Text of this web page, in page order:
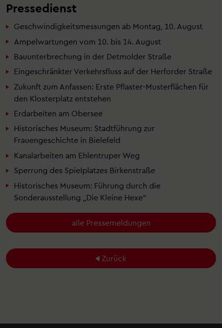
Pressedienst
Geschwindigkeitsmessungen ab Montag, 10. August
Ampelwartungen vom 10. bis 14. August
Bauunterbrechung in der Detmolder Straße
Eingeschränkter Verkehrsfluss auf der Herforder Straße
Zukunft zum Anfassen: Erste Pflaster-Musterflächen für
den Klosterplatz entstehen
Erdarbeiten am Obersee
Historisches Museum: Stadtführung zur
Frauengeschichte in Bielefeld
Kanalarbeiten am Ehlentruper Weg
Sperrung des Spielplatzes Birkenstraße
Historisches Museum: Führung durch die
Sonderausstellung „Die Kleine Hexe“
alle Pressemeldungen
Zurück